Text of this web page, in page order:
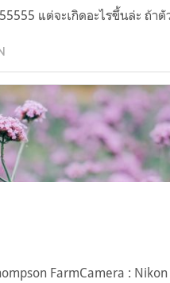
แต่จะเกิดอะไรขึ้นล่ะ ถ้าตั
FarmCamera : Nikon